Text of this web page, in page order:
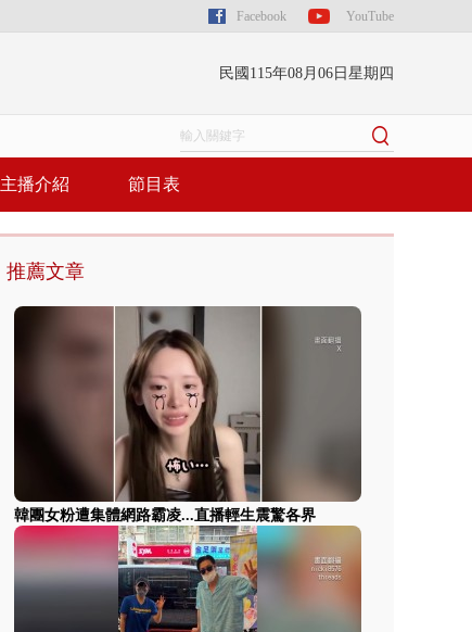
Facebook YouTube
民國115年08月06日星期四
主播介紹 節目表
推薦文章
韓團女粉遭集體網路霸凌...直播輕生震驚各界